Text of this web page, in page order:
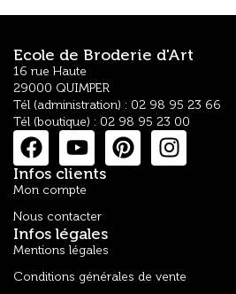
Ecole de Broderie d'Art
16 rue Haute
29000 QUIMPER
Tél (administration) : 02 98 95 23 66
Tél (boutique) : 02 98 95 23 00
Infos clients
Mon compte
Nous contacter
Infos légales
Mentions légales
Conditions générales de vente